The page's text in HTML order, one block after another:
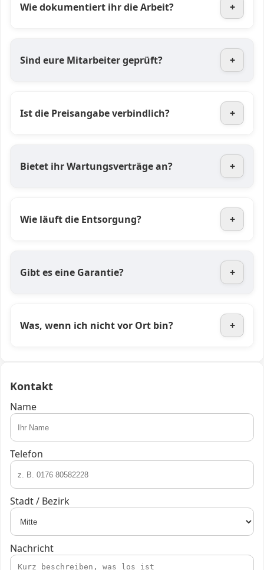
Wie dokumentiert ihr die Arbeit? +
Sind eure Mitarbeiter geprüft? +
Ist die Preisangabe verbindlich? +
Bietet ihr Wartungsverträge an? +
Wie läuft die Entsorgung? +
Gibt es eine Garantie? +
Was, wenn ich nicht vor Ort bin? +
Kontakt
Name
Telefon
Stadt / Bezirk
Nachricht